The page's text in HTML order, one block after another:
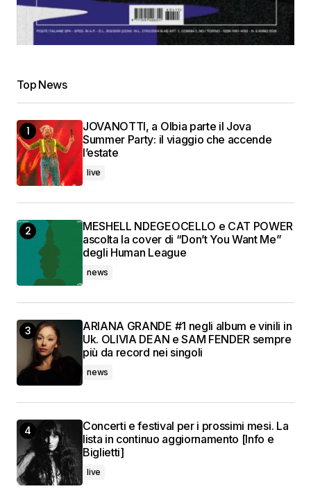
Top News
JOVANOTTI, a Olbia parte il Jova
Summer Party: il viaggio che accende
l’estate
live
MESHELL NDEGEOCELLO e CAT POWER
ascolta la cover di “Don’t You Want Me”
degli Human League
news
ARIANA GRANDE #1 negli album e vinili in
Uk. OLIVIA DEAN e SAM FENDER sempre
più da record nei singoli
news
Concerti e festival per i prossimi mesi. La
lista in continuo aggiornamento [Info e
Biglietti]
live